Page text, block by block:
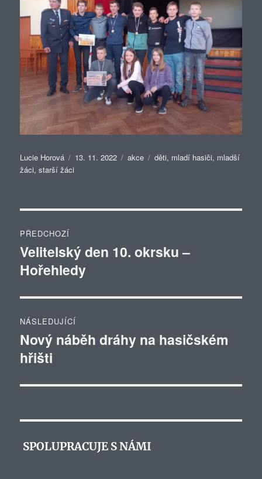
Autor:
Lucie Horová Publikováno:
13. 11. 2022 Rubriky:
akce Štítky:
děti, mladí hasiči, mladší
žáci,starší žáci
pro
příspěvek
PŘEDCHOZÍ
Předchozí
příspěvek:
Velitelský den 10. okrsku –
Hořehledy
NÁSLEDUJÍCÍ
Následující
příspěvek:
Nový náběh dráhy na hasičském
hřišti
SPOLUPRACUJE S NÁMI